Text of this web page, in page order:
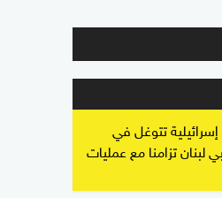
إسرائيلية تتوغل في
لبنان تزامنا مع عمليات